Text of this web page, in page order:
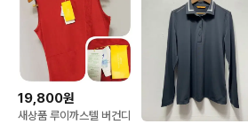
19,800원
새상품 루이까스텔 버건디